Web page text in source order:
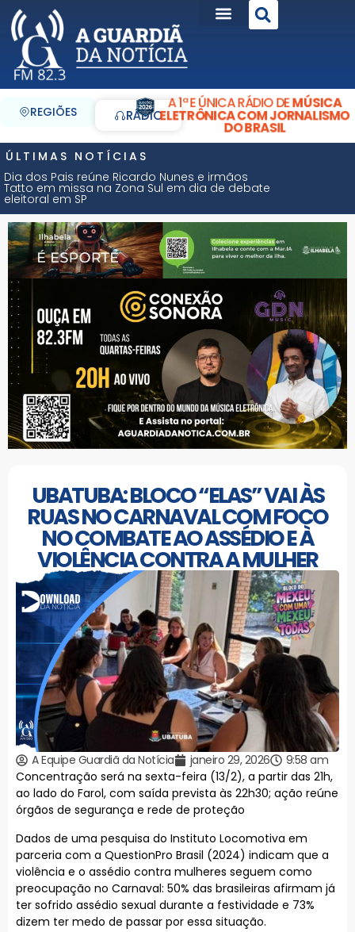
REGIÕES RÁDIO
A 1ª E ÚNICA RÁDIO DEMÚSICA
ELETRÔNICA COM JORNALISMO
DO BRASIL
ÚLTIMAS NOTÍCIAS
Dia dos Pais reúne Ricardo Nunes e irmãos
Tatto em missa na Zona Sul em dia de debate
eleitoral em SP
UBATUBA: BLOCO “ELAS” VAI ÀS
RUAS NO CARNAVAL COM FOCO
NO COMBATE AO ASSÉDIO E À
VIOLÊNCIA CONTRA A MULHER
A Equipe Guardiã da Notícia janeiro 29, 2026
9:58 am
Concentração será na sexta-feira (13/2), a partir das 21h,
ao lado do Farol, com saída prevista às 22h30; ação reúne
órgãos de segurança e rede de proteção
Dados de uma pesquisa do Instituto Locomotiva em
parceria com a QuestionPro Brasil (2024) indicam que a
violência e o assédio contra mulheres seguem como
preocupação no Carnaval: 50% das brasileiras afirmam já
ter sofrido assédio sexual durante a festividade e 73%
dizem ter medo de passar por essa situação.